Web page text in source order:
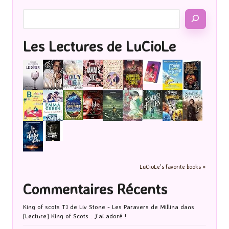
Les Lectures de LuCioLe
LuCioLe's favorite books »
Commentaires Récents
King of scots T1 de Liv Stone - Les Paravers de Millina dans
[Lecture] King of Scots : J’ai adoré !